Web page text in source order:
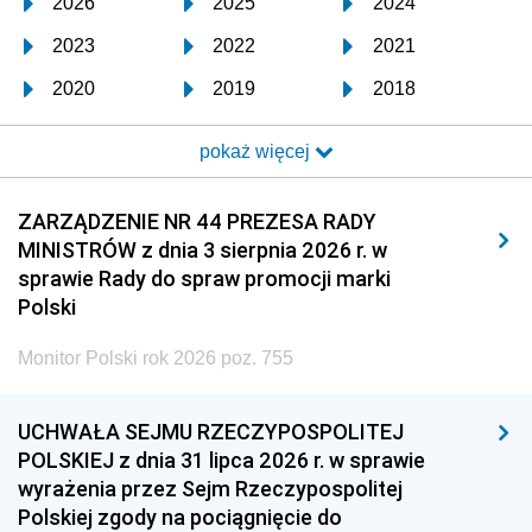
2023 2022 2021
2020 2019 2018
2017 2016 2015
2014 2013 2012
2011 2010 2009
2008 2007 2006
2005
1996 1995 1994
1993 1992 1991
1990 1989
pokaż więcej
ZARZĄDZENIE NR 44 PREZESA RADY
MINISTRÓW z dnia 3 sierpnia 2026 r. w
sprawie Rady do spraw promocji marki
Polski
Monitor Polski rok 2026 poz. 755
UCHWAŁA SEJMU RZECZYPOSPOLITEJ
POLSKIEJ z dnia 31 lipca 2026 r. w sprawie
wyrażenia przez Sejm Rzeczypospolitej
Polskiej zgody na pociągnięcie do